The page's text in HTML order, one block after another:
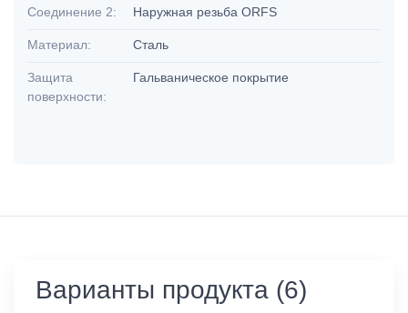
Соединение 2: Наружная резьба ORFS
Материал: Сталь
Защита
поверхности:
Гальваническое покрытие
Варианты продукта (6)